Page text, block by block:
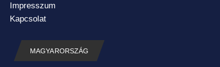
Impresszum
Kapcsolat
MAGYARORSZÁG